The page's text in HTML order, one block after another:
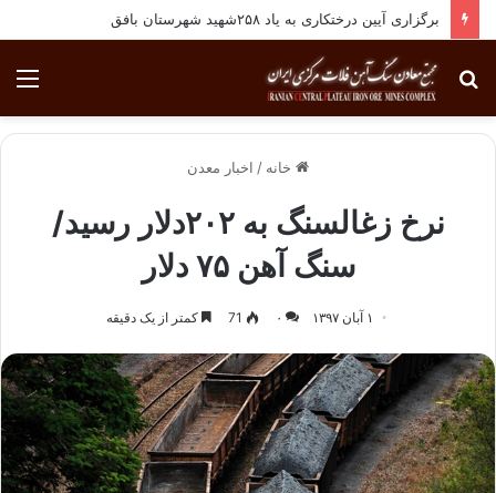
برگزاری آیین درختکاری به یاد ۲۵۸شهید شهرستان بافق
جستجو
برای
خانه / اخبار معدن
نرخ زغالسنگ به ۲۰۲دلار رسید/
سنگ آهن ۷۵ دلار
۱ آبان ۱۳۹۷ ۰ 71 کمتر از یک دقیقه